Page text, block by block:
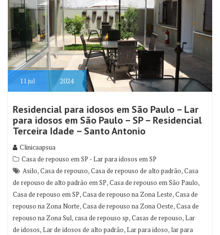
11jul 2024
Residencial para idosos em São Paulo – Lar
para idosos em São Paulo – SP – Residencial
Terceira Idade – Santo Antonio
Clinicaapsua
Casa de repouso em SP - Lar para idosos em SP
Asilo,Casa de repouso,Casa de repouso de alto padrão,Casa
de repouso de alto padrão em SP,Casa de repouso em São Paulo,
Casa de repouso em SP,Casa de repouso na Zona Leste,Casa de
repouso na Zona Norte,Casa de repouso na Zona Oeste,Casa de
repouso na Zona Sul,casa de repouso sp,Casas de repouso,Lar
de idosos,Lar de idosos de alto padrão,Lar para idoso, lar para